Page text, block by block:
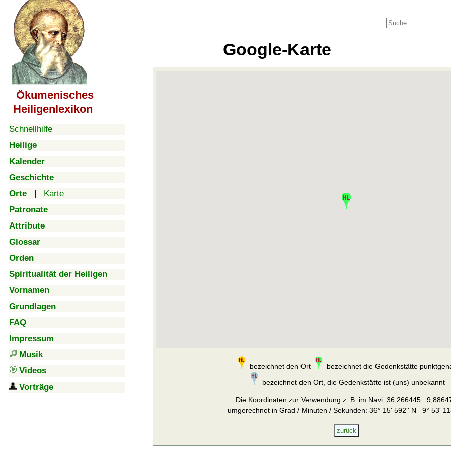
Ökumenisches
Heiligenlexikon
Schnellhilfe
Heilige
Kalender
Geschichte
Orte | Karte
Patronate
Attribute
Glossar
Orden
Spiritualität der Heiligen
Vornamen
Grundlagen
FAQ
Impressum
Musik
Videos
Vorträge
Google-Karte
bezeichnet den Ort
bezeichnet die Gedenkstätte
bezeichnet den Ort, die Gedenkstätte ist (uns) unbekannt
Die Koordinaten zur Verwendung z. B. im Navi: 36,266445
umgerechnet in Grad / Minuten / Sekunden: 36° 15' 592'' N 9° 53'